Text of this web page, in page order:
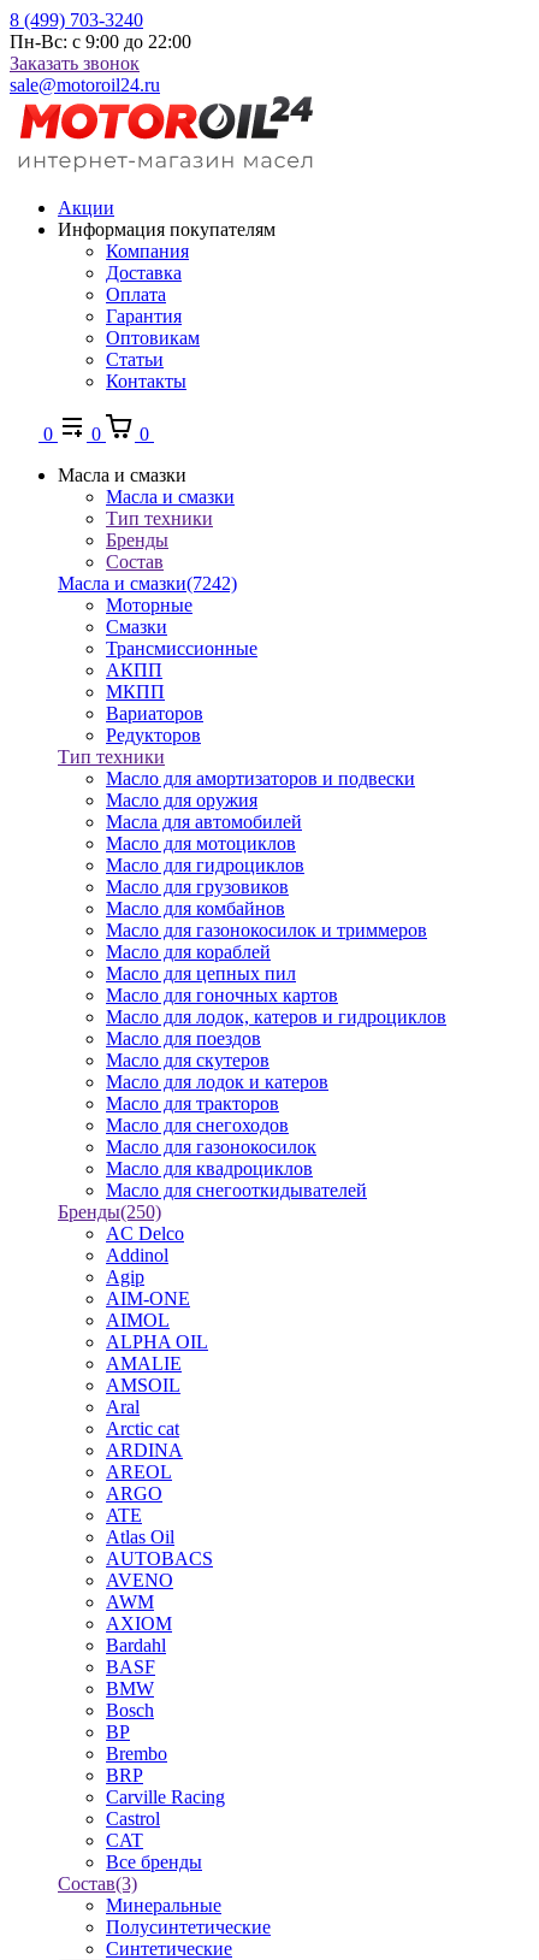
8 (499) 703-3240
Пн-Вс: с 9:00 до 22:00
Заказать звонок
sale@motoroil24.ru
Акции
Информация покупателям
Компания
Доставка
Оплата
Гарантия
Оптовикам
Статьи
Контакты
0 0
0
Масла и смазки
Масла и смазки
Тип техники
Бренды
Состав
Масла и смазки(7242)
Моторные
Смазки
Трансмиссионные
АКПП
МКПП
Вариаторов
Редукторов
Тип техники
Масло для амортизаторов и подвески
Масло для оружия
Масла для автомобилей
Масло для мотоциклов
Масло для гидроциклов
Масло для грузовиков
Масло для комбайнов
Масло для газонокосилок и триммеров
Масло для кораблей
Масло для цепных пил
Масло для гоночных картов
Масло для лодок, катеров и гидроциклов
Масло для поездов
Масло для скутеров
Масло для лодок и катеров
Масло для тракторов
Масло для снегоходов
Масло для газонокосилок
Масло для квадроциклов
Масло для снегооткидывателей
Бренды(250)
AC Delco
Addinol
Agip
AIM-ONE
AIMOL
ALPHA OIL
AMALIE
AMSOIL
Aral
Arctic cat
ARDINA
AREOL
ARGO
ATE
Atlas Oil
AUTOBACS
AVENO
AWM
AXIOM
Bardahl
BASF
BMW
Bosch
BP
Brembo
BRP
Carville Racing
Castrol
CAT
Все бренды
Состав(3)
Минеральные
Полусинтетические
Синтетические